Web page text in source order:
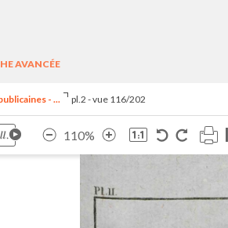
AVANCÉE
- ... pl.2 - vue 116/202
110%